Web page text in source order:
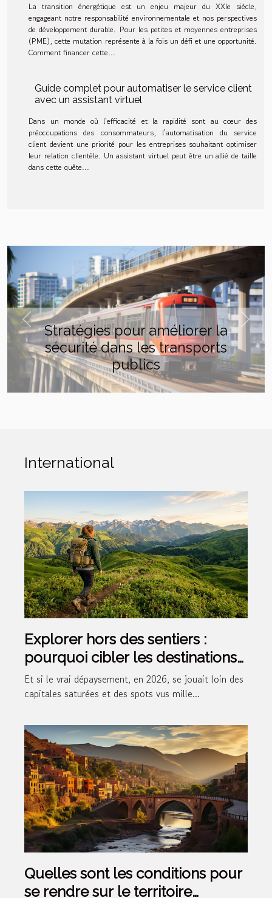
La transition énergétique est un enjeu majeur du XXIe siècle,
engageant notre responsabilité environnementale et nos perspectives
de développement durable. Pour les petites et moyennes entreprises
(PME), cette mutation représente à la fois un défi et une opportunité.
Comment financer cette...
Guide complet pour automatiser le service client
avec un assistant virtuel
Dans un monde où l'efficacité et la rapidité sont au cœur des
préoccupations des consommateurs, l'automatisation du service
client devient une priorité pour les entreprises souhaitant optimiser
leur relation clientèle. Un assistant virtuel peut être un allié de taille
dans cette quête...
Stratégies pour améliorer la
sécurité dans les transports
publics
Previous Next
International
Explorer hors des sentiers :
pourquoi cibler les destinations
émergentes
Et si le vrai dépaysement, en 2026, se jouait loin des
capitales saturées et des spots vus mille...
Quelles sont les conditions pour
se rendre sur le territoire